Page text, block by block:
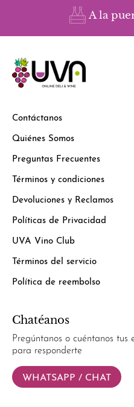
A la
Contáctanos
Quiénes Somos
Preguntas Frecuentes
Términos y condiciones
Devoluciones y Reclamos
Políticas de Privacidad
UVA Vino Club
Términos del servicio
Política de reembolso
Chatéanos
Pregúntanos o cuéntanos tus
para responderte
WHATSAPP / CHAT